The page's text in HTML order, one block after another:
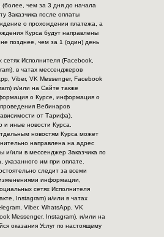
(более, чем за 3 дня до начала
Заказчика после оплаты
о прохождении платежа, а
Курса будут направлены
позднее, чем за 1 (один) день
Исполнителя (Facebook,
в чатах мессенджеров
Viber, VK Messenger, Facebook
и/или на Сайте также
о Курсе, информация о
Вебинаров
от Тарифа),
и иные новости Курса.
новостям Курса может
направлена на адрес
и/или в мессенджер Заказчика по
им при оплате.
следит за всеми
информации,
сетях Исполнителя
Instagram) и/или в чатах
Viber, WhatsApp, VK
Messenger, Instagram), и/или на
оказания Услуг по настоящему